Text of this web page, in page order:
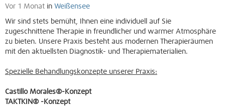
Vor 1 Monat in Weißensee
Wir sind stets bemüht, Ihnen eine individuell auf Sie
zugeschnittene Therapie in freundlicher und warmer Atmosphäre
zu bieten. Unsere Praxis besteht aus modernen Therapieräumen
mit den aktuellsten Diagnostik- und Therapiematerialien.
Spezielle Behandlungskonzepte unserer Praxis:
Castillo Morales®-Konzept
TAKTKIN® -Konzept